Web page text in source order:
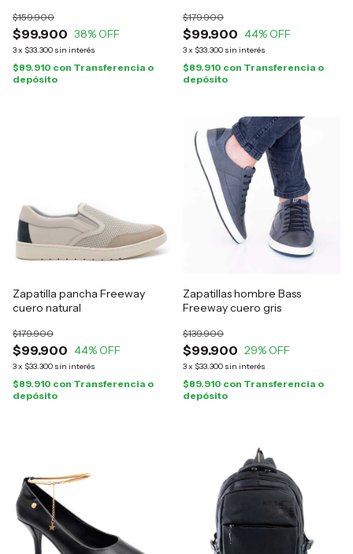
$99.900
$159.900
38% OFF
3x $33.300 sin interés
$89.910 con Transferencia o
depósito
$99.900
$179.900
44% OFF
3x $33.300 sin interés
$89.910 con Transferencia o
depósito
Zapatilla pancha Freeway
cuero natural
$99.900
$179.900
44% OFF
3x $33.300 sin interés
$89.910 con Transferencia o
depósito
Zapatillas hombre Bass
Freeway cuero gris
$99.900
$139.900
29% OFF
3x $33.300 sin interés
$89.910 con Transferencia o
depósito